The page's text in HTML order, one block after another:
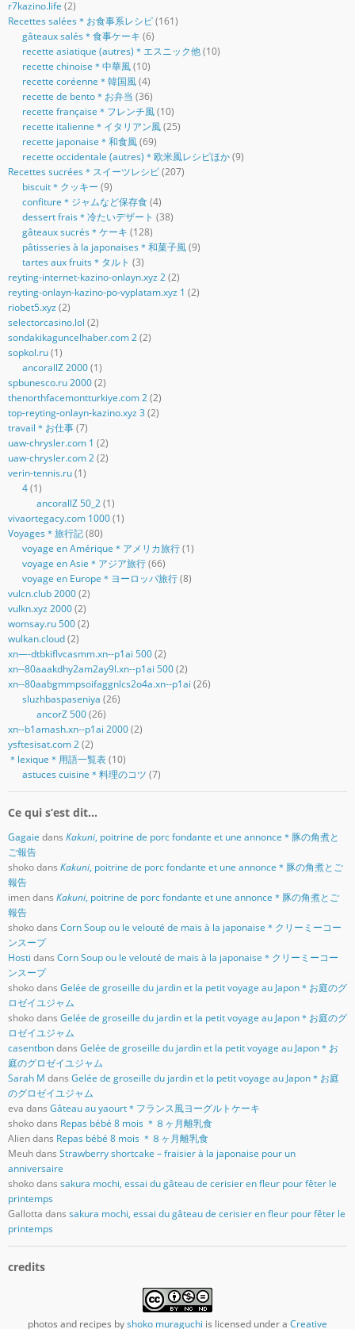
r7kazino.life (2)
Recettes salées＊お食事系レシピ(161)
gâteaux salés＊食事ケーキ (6)
recette asiatique (autres)＊エスニック他(10)
recette chinoise＊中華風(10)
recette coréenne＊韓国風(4)
recette de bento＊お弁当 (36)
recette française＊フレンチ風(10)
recette italienne＊イタリアン風(25)
recette japonaise＊和食風(69)
recette occidentale (autres)＊欧米風レシピほか(9)
Recettes sucrées＊スイーツレシピ(207)
biscuit＊クッキー (9)
confiture＊ジャムなど保存食(4)
dessert frais＊冷たいデザート (38)
gâteaux sucrés＊ケーキ (128)
pâtisseries à la japonaises＊和菓子風(9)
tartes aux fruits＊タルト (3)
reyting-internet-kazino-onlayn.xyz 2(2)
reyting-onlayn-kazino-po-vyplatam.xyz 1 (2)
riobet5.xyz (2)
selectorcasino.lol (2)
sondakikaguncelhaber.com 2(2)
sopkol.ru(1)
ancorallZ 2000(1)
spbunesco.ru 2000(2)
thenorthfacemontturkiye.com 2(2)
top-reyting-onlayn-kazino.xyz 3 (2)
travail＊お仕事(7)
uaw-chrysler.com 1 (2)
uaw-chrysler.com 2(2)
verin-tennis.ru(1)
4(1)
ancorallZ 50_2(1)
vivaortegacy.com 1000(1)
Voyages＊旅行記(80)
voyage en Amérique＊アメリカ旅行(1)
voyage en Asie＊アジア旅行(66)
voyage en Europe＊ヨーロッパ旅行(8)
vulcn.club 2000(2)
vulkn.xyz 2000(2)
womsay.ru 500(2)
wulkan.cloud(2)
xn—-dtbkiflvcasmm.xn--p1ai 500(2)
xn--80aaakdhy2am2ay9l.xn--p1ai 500(2)
xn--80aabgmmpsoifaggnlcs2o4a.xn--p1ai (26)
sluzhbaspaseniya (26)
ancorZ 500(26)
xn--b1amash.xn--p1ai 2000(2)
ysftesisat.com 2(2)
＊lexique＊用語一覧表(10)
astuces cuisine＊料理のコツ (7)
Ce qui s’est dit…
Gagaie dans Kakuni, poitrine de porc fondante et une annonce＊豚の角煮と
ご報告
shokodans Kakuni, poitrine de porc fondante et une annonce＊豚の角煮とご
報告
imendans Kakuni, poitrine de porc fondante et une annonce＊豚の角煮とご
報告
shokodans Corn Soup ou le velouté de maïs à la japonaise＊クリーミーコー
ンスープ
Hosti dans Corn Soup ou le velouté de maïs à la japonaise＊クリーミーコー
ンスープ
shokodans Gelée de groseille du jardin et la petit voyage au Japon＊お庭のグ
ロゼイユジャム
shokodans Gelée de groseille du jardin et la petit voyage au Japon＊お庭のグ
ロゼイユジャム
casentbondans Gelée de groseille du jardin et la petit voyage au Japon＊お
庭のグロゼイユジャム
Sarah M dans Gelée de groseille du jardin et la petit voyage au Japon＊お庭
のグロゼイユジャム
eva dans Gâteau au yaourt＊フランス風ヨーグルトケーキ
shokodans Repas bébé 8 mois ＊８ヶ月離乳食
Aliendans Repas bébé 8 mois ＊８ヶ月離乳食
Meuhdans Strawberry shortcake – fraisier à la japonaise pour un
anniversaire
shokodans sakura mochi, essai du gâteau de cerisier en fleur pour fêter le
printemps
Gallotta dans sakura mochi, essai du gâteau de cerisier en fleur pour fêter le
printemps
credits
photos and recipes byshoko muraguchi is licensed under a Creative